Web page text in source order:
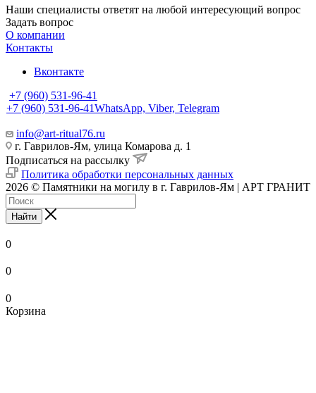
Наши специалисты ответят на любой интересующий вопрос
Задать вопрос
О компании
Контакты
Вконтакте
+7 (960) 531-96-41
+7 (960) 531-96-41WhatsApp, Viber, Telegram
info@art-ritual76.ru
г. Гаврилов-Ям, улица Комарова д. 1
Подписаться на рассылку
Политика обработки персональных данных
2026 © Памятники на могилу в г. Гаврилов-Ям | АРТ ГРАНИТ
Найти
0
0
0
Корзина